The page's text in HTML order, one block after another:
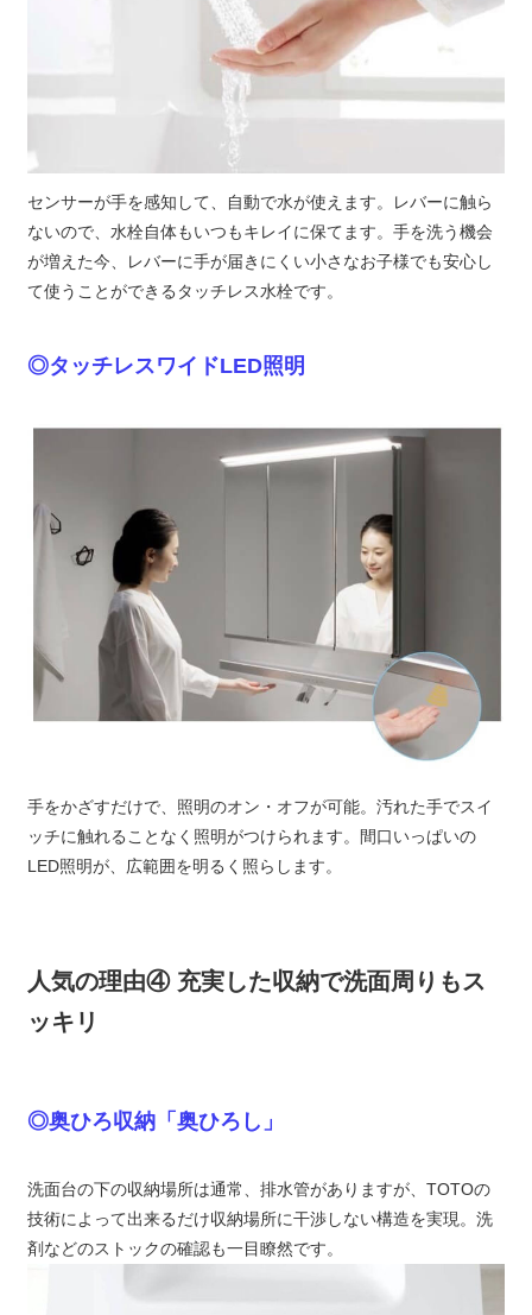
センサーが手を感知して、自動で水が使えます。レバーに触ら
ないので、水栓自体もいつもキレイに保てます。手を洗う機会
が増えた今、レバーに手が届きにくい小さなお子様でも安心し
て使うことができるタッチレス水栓です。
◎タッチレスワイドLED照明
手をかざすだけで、照明のオン・オフが可能。汚れた手でスイ
ッチに触れることなく照明がつけられます。間口いっぱいの
LED照明が、広範囲を明るく照らします。
人気の理由④ 充実した収納で洗面周りもス
ッキリ
◎奥ひろ収納「奥ひろし」
洗面台の下の収納場所は通常、排水管がありますが、TOTOの
技術によって出来るだけ収納場所に干渉しない構造を実現。洗
剤などのストックの確認も一目瞭然です。